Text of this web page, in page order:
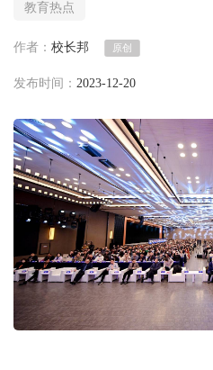
教育热点
作者： 校长邦 原创
发布时间： 2023-12-20